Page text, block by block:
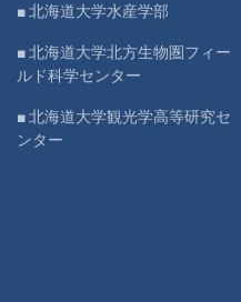
■ 北海道大学水産学部
■ 北海道大学北方生物圏フィー
ルド科学センター
■ 北海道大学観光学高等研究セ
ンター